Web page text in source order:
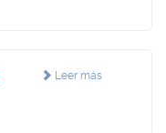
Leer más